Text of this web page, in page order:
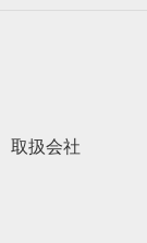
取扱会社